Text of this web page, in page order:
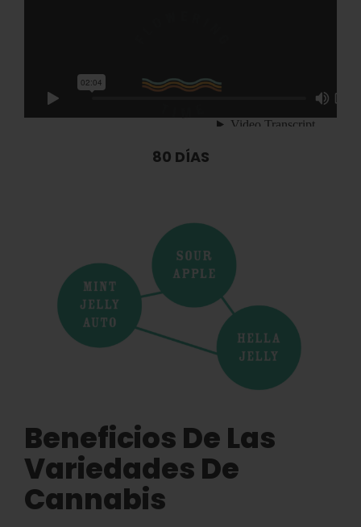
80 DÍAS
Beneficios De Las
Variedades De
Cannabis